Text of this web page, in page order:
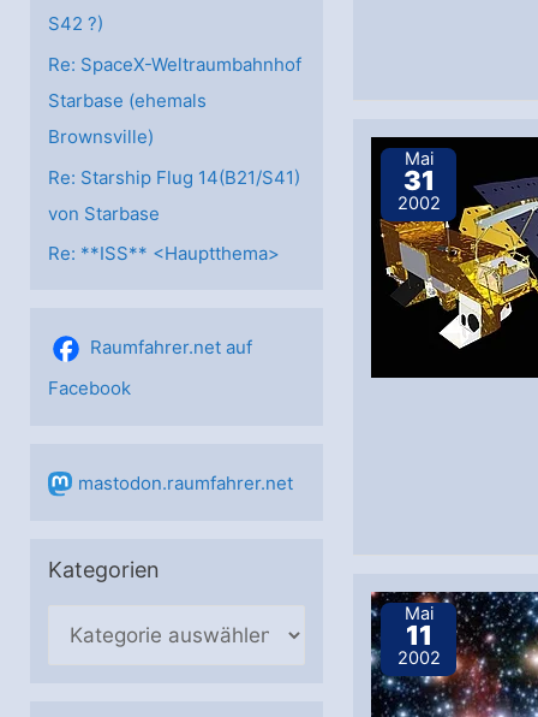
S42 ?)
Re: SpaceX-Weltraumbahnhof
Starbase (ehemals
Brownsville)
Re: Starship Flug 14(B21/S41)
von Starbase
Re: **ISS** <Hauptthema>
Raumfahrer.net auf
Facebook
mastodon.raumfahrer.net
Kategorien
Mai
31
2002
Mai
11
2002